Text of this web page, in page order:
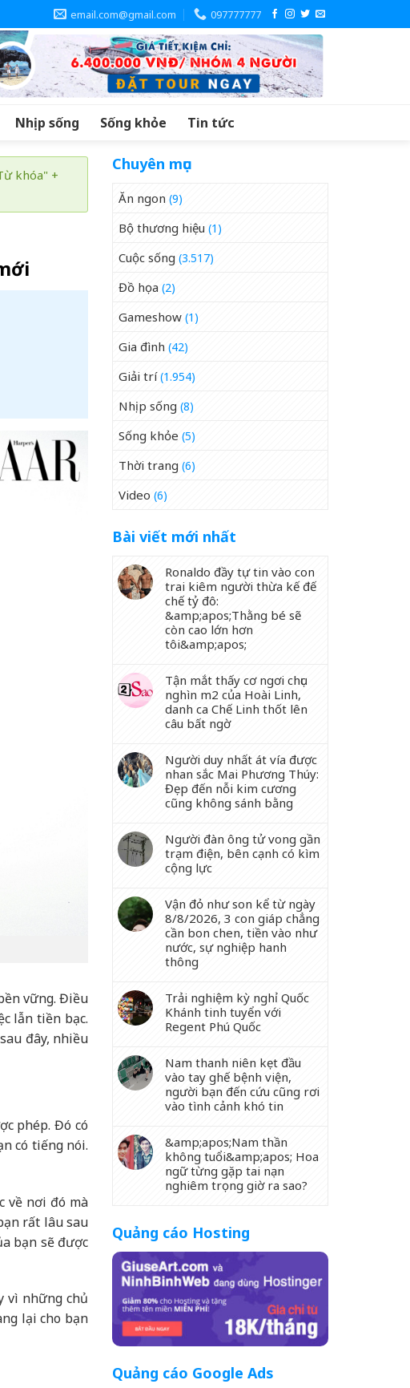
email.com@gmail.com 097777777
Nhịp sống Sống khỏe Tin tức
khóa" +
vững. Điều
lẫn tiền bạc.
đây, nhiều
phép. Đó có
có tiếng nói.
về nơi đó mà
rất lâu sau
bạn sẽ được
vì những chủ
lại cho bạn
Chuyên mục
Ăn ngon (9)
Bộ thương hiệu (1)
Cuộc sống (3.517)
Đồ họa (2)
Gameshow (1)
Gia đình (42)
Giải trí(1.954)
Nhịp sống (8)
Sống khỏe (5)
Thời trang (6)
Video (6)
Bài viết mới nhất
Ronaldo đầy tự tin vào con
trai kiêm người thừa kế đế
chế tỷ đô:
&amp;apos;Thằng bé sẽ
còn cao lớn hơn
tôi&amp;apos;
Tận mắt thấy cơ ngơi chục
nghìn m2 của Hoài Linh,
danh ca Chế Linh thốt lên
câu bất ngờ
Người duy nhất át vía được
nhan sắc Mai Phương Thúy:
Đẹp đến nỗi kim cương
cũng không sánh bằng
Người đàn ông tử vong gần
trạm điện, bên cạnh có kìm
cộng lực
Vận đỏ như son kể từ ngày
8/8/2026, 3 con giáp chẳng
cần bon chen, tiền vào như
nước, sự nghiệp hanh
thông
Trải nghiệm kỳ nghỉ Quốc
Khánh tinh tuyển với
Regent Phú Quốc
Nam thanh niên kẹt đầu
vào tay ghế bệnh viện,
người bạn đến cứu cũng rơi
vào tình cảnh khó tin
&amp;apos;Nam thần
không tuổi&amp;apos; Hoa
ngữ từng gặp tai nạn
nghiêm trọng giờ ra sao?
Quảng cáo Hosting
Quảng cáo Google Ads